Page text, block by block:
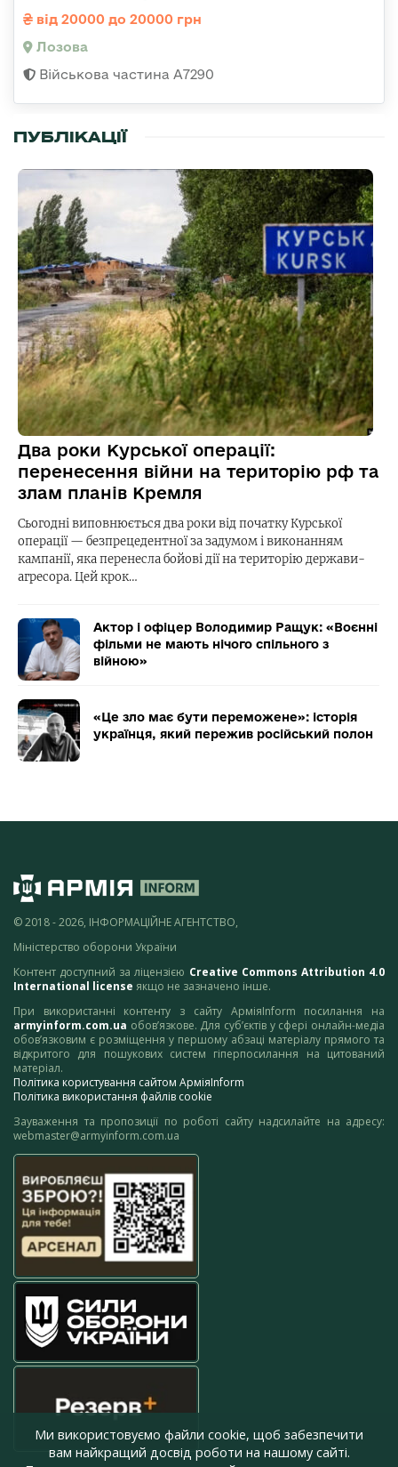
від 20000 до 20000 грн
Лозова
Військова частина А7290
ПУБЛІКАЦІЇ
Два роки Курської операції:
перенесення війни на територію рф та
злам планів Кремля
Сьогодні виповнюється два роки від початку Курської
операції — безпрецедентної за задумом і виконанням
кампанії, яка перенесла бойові дії на територію держави-
агресора. Цей крок…
Актор і офіцер Володимир Ращук: «Воєнні
фільми не мають нічого спільного з
війною»
«Це зло має бути переможене»: історія
українця, який пережив російський полон
© 2018 - 2026, ІНФОРМАЦІЙНЕ АГЕНТСТВО,
Міністерство оборони України
Контент доступний за ліцензією Creative Commons Attribution 4.0
International license якщо не зазначено інше.
При використанні контенту з сайту АрміяInform посилання на
armyinform.com.ua обов’язкове. Для суб’єктів у сфері онлайн-медіа
обов’язковим є розміщення у першому абзаці матеріалу прямого та
відкритого для пошукових систем гіперпосилання на цитований
матеріал.
Політика користування сайтом АрміяInform
Політика використання файлів cookie
Зауваження та пропозиції по роботі сайту надсилайте на адресу:
webmaster@armyinform.com.ua
Ми використовуємо файли cookie, щоб забезпечити
вам найкращий досвід роботи на нашому сайті.